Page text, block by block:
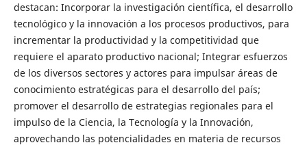
destacan: Incorporar la investigación científica, el desarrollo
tecnológico y la innovación a los procesos productivos, para
incrementar la productividad y la competitividad que
requiere el aparato productivo nacional; Integrar esfuerzos
de los diversos sectores y actores para impulsar áreas de
conocimiento estratégicas para el desarrollo del país;
promover el desarrollo de estrategias regionales para el
impulso de la Ciencia, la Tecnología y la Innovación,
aprovechando las potencialidades en materia de recursos